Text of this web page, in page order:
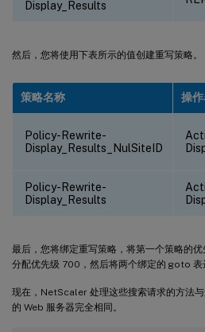
Display_Results
然后，您将使用下表所示的值创建重写策略。
策略名称 操
Policy-Rewrite-
Display_Results_NulSiteID
Policy-Rewrite-
Display_Results
最后，您将绑定重写策略，将第一个策略的
分配优先级 700，然后将两个绑定的 goto 表
现在，NetScaler 处理这些搜索请求的方法
的 Web 服务器完全相同。